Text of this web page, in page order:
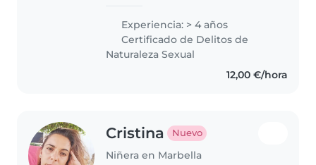
de experiencia cuidando niños
de todas las edades, desde
bebés hasta preescolares,
además del..
Experiencia: > 4 años
Certificado de Delitos de
Naturaleza Sexual
12,00 €/hora
Cristina Nuevo
Niñera en Marbella